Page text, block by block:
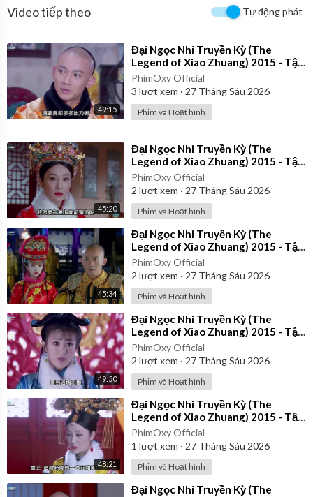
Video tiếp theo Tự động phát
49:15
⁣Đại Ngọc Nhi Truyền Kỳ (The
Legend of Xiao Zhuang) 2015 - Tập
39 | Lồng Tiếng
PhimOxy Official
3 lượt xem · 27 Tháng Sáu 2026
Phim và Hoạt hình
45:20
⁣Đại Ngọc Nhi Truyền Kỳ (The
Legend of Xiao Zhuang) 2015 - Tập
32 | Lồng Tiếng
PhimOxy Official
2 lượt xem · 27 Tháng Sáu 2026
Phim và Hoạt hình
45:34
⁣Đại Ngọc Nhi Truyền Kỳ (The
Legend of Xiao Zhuang) 2015 - Tập
21 | Lồng Tiếng
PhimOxy Official
2 lượt xem · 27 Tháng Sáu 2026
Phim và Hoạt hình
49:50
⁣Đại Ngọc Nhi Truyền Kỳ (The
Legend of Xiao Zhuang) 2015 - Tập
24 | Lồng Tiếng
PhimOxy Official
2 lượt xem · 27 Tháng Sáu 2026
Phim và Hoạt hình
48:21
⁣Đại Ngọc Nhi Truyền Kỳ (The
Legend of Xiao Zhuang) 2015 - Tập
35 | Lồng Tiếng
PhimOxy Official
1 lượt xem · 27 Tháng Sáu 2026
Phim và Hoạt hình
⁣Đại Ngọc Nhi Truyền Kỳ (The